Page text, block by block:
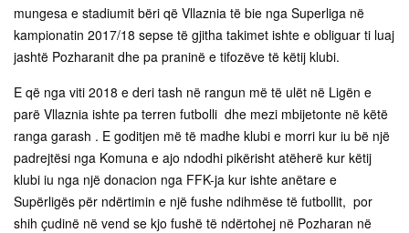
mungesa e stadiumit bëri që Vllaznia të bie nga Superliga në
kampionatin 2017/18 sepse të gjitha takimet ishte e obliguar ti luaj
jashtë Pozharanit dhe pa praninë e tifozëve të këtij klubi.
E që nga viti 2018 e deri tash në rangun më të ulët në Ligën e
parë Vllaznia ishte pa terren futbolli dhe mezi mbijetonte në këtë
ranga garash . E goditjen më të madhe klubi e morri kur iu bë një
padrejtësi nga Komuna e ajo ndodhi pikërisht atëherë kur këtij
klubi iu nga një donacion nga FFK-ja kur ishte anëtare e
Supërligës për ndërtimin e një fushe ndihmëse të futbollit, por
shih çudinë në vend se kjo fushë të ndërtohej në Pozharan në